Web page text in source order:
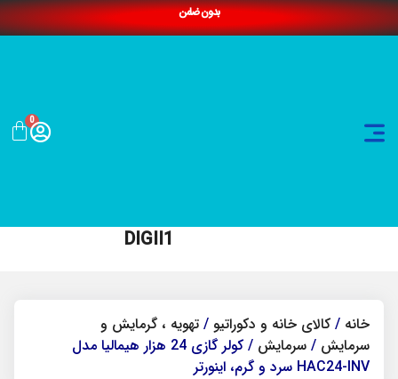
بدون ضامن
0
DIGII1
خانه / کالای خانه و دکوراتیو / تهویه ، گرمایش و
سرمایش / سرمایش
/ کولر گازی 24 هزار هیمالیا مدل
HAC24-INV سرد و گرم، اینورتر